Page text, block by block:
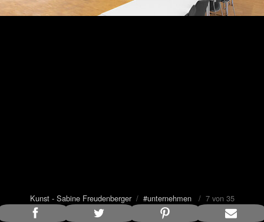
Kunst - Sabine Freudenberger/ #unternehmen/ 7 von 35
Bildunterschrift anzeigen